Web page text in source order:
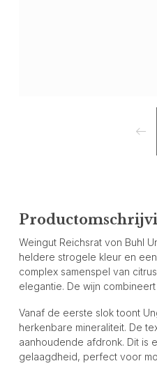
Weingut Reichsrat von Buhl
heldere strogele kleur en
complex samenspel van
elegantie. De wijn
Vanaf de eerste slok toont
herkenbare mineraliteit. De
aanhoudende afdronk. Dit is
gelaagdheid, perfect voor